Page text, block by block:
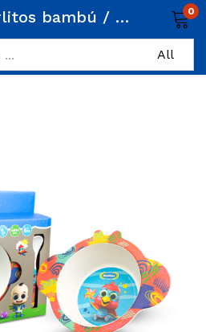
Vajilla Carlitos bambú / 3 piezas Gori 0